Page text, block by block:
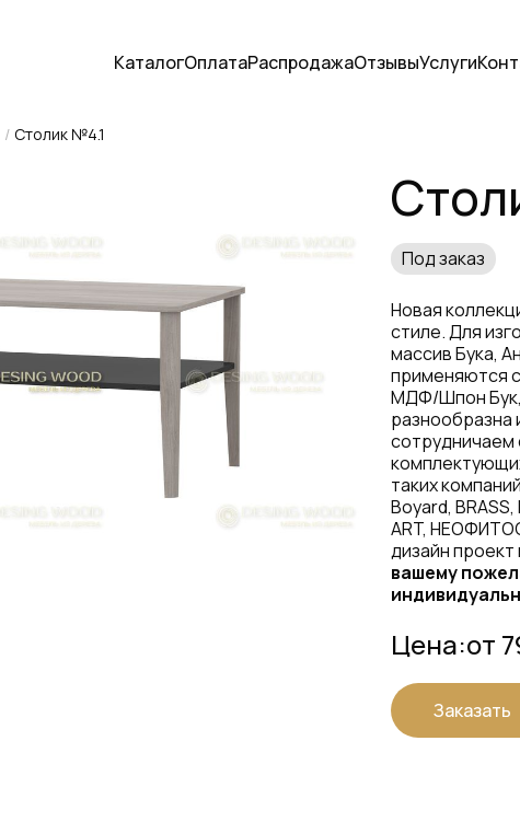
КаталогОплатаРаспродажаОтзывыУслуги
Столик №4.1
Под заказ
Новая
стиле. Для
массив Бука,
применяются
МДФ/Шпон Бук,
разнообразна
сотрудничаем
таких
Boyard,
ART,
дизайн
вашему
Цена:от
Заказать